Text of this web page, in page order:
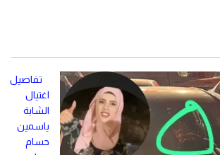
تفاصيل
اغتيال
الشابة
ياسمين
حسام